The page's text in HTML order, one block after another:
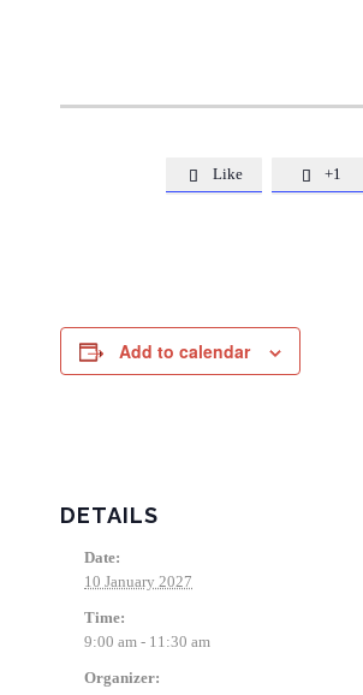
 Like  +1
Add to calendar
DETAILS
Date:
10 January 2027
Time:
9:00 am - 11:30 am
Organizer: